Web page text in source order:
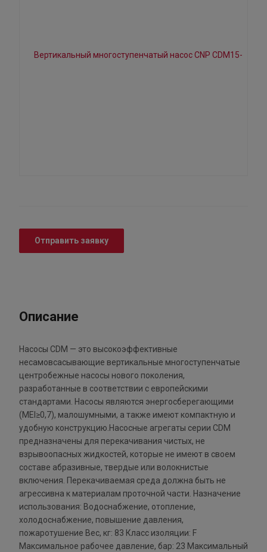
Отправить заявку
Описание
Насосы CDM — это высокоэффективные
несамовсасывающие вертикальные многоступенчатые
центробежные насосы нового поколения,
разработанные в соответствии с европейскими
стандартами. Насосы являются энергосберегающими
(MEI≥0,7), малошумными, а также имеют компактную и
удобную конструкцию.Насосные агрегаты серии CDM
предназначены для перекачивания чистых, не
взрывоопасных жидкостей, которые не имеют в своем
составе абразивные, твердые или волокнистые
включения. Перекачиваемая среда должна быть не
агрессивна к материалам проточной части. Назначение
использования: Водоснабжение, отопление,
холодоснабжение, повышение давления,
пожаротушение Вес, кг: 83 Класс изоляции: F
Максимальное рабочее давление, бар: 23 Максимальный